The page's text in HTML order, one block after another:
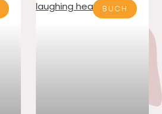
BUCH